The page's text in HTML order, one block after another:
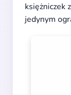
księżniczek
jedynym